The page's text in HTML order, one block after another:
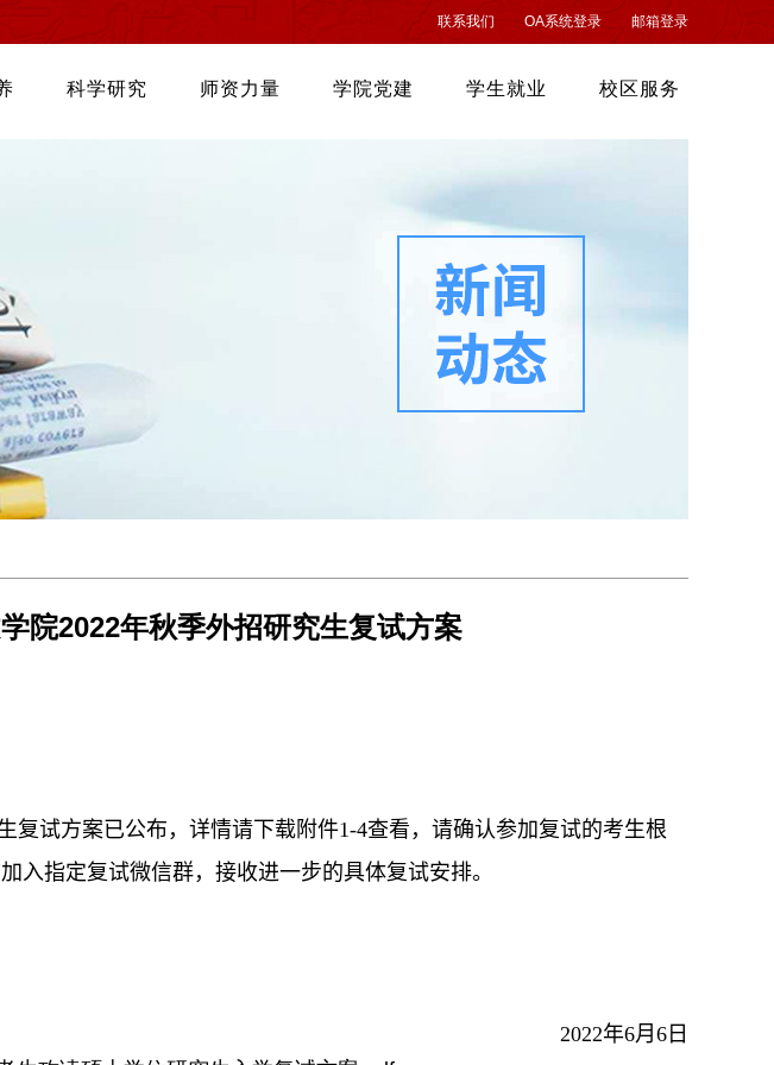
联系我们 OA系统登录 邮箱登录
科学研究 师资力量 学院党建 学生就业 校区服务
院2022年秋季外招研究生复试方案
复试方案已公布，详情请下载附件1-4查看，请确认参加复试的考生根
入指定复试微信群，接收进一步的具体复试安排。
2022年6月 6 日